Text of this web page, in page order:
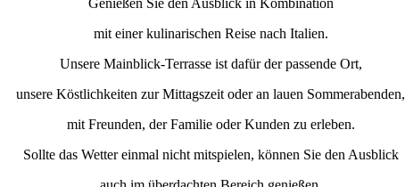
mit einer kulinarischen Reise nach Italien.
Unsere Mainblick-Terrasse ist dafür der passende Ort,
unsere Köstlichkeiten zur Mittagszeit oder an lauen Sommerabenden,
mit Freunden, der Familie oder Kunden zu erleben.
Sollte das Wetter einmal nicht mitspielen, können Sie den Ausblick